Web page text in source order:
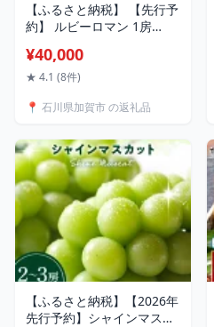
【ふるさと納税】 【先行予
約】 ルビーロマン 1房
月上旬頃順次発送） ぶどう
ブドウ 大粒 先行予約 予約
ルーツ ご当地 食品 F6P-
¥40,000
★ 4.1 (8件)
📍 石川県加賀市 の返礼品
【ふるさと納税】【2026年
先行予約】シャインマスカ